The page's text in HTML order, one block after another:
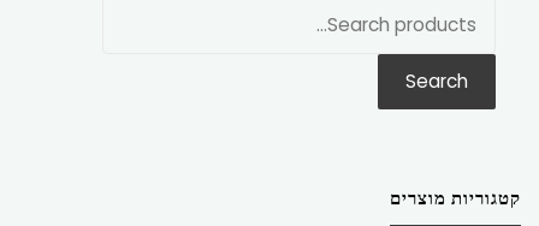
Search
קטגוריות מוצרים